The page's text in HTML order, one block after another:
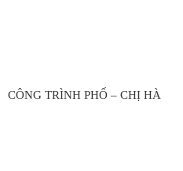
CÔNG TRÌNH PHỐ – CHỊ HÀ